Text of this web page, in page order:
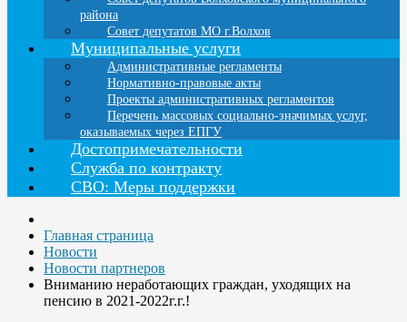
района
Совет депутатов МО г.Волхов
Муниципальные услуги
Административные регламенты
Нормативно-правовые акты
Проекты административных регламентов
Перечень массовых социально-значимых услуг,
оказываемых через ЕПГУ
Достопримечательности
Служба по контракту
СВО: Меры поддержки
Главная страница
Новости
Новости партнеров
Вниманию неработающих граждан, уходящих на
пенсию в 2021-2022г.г.!